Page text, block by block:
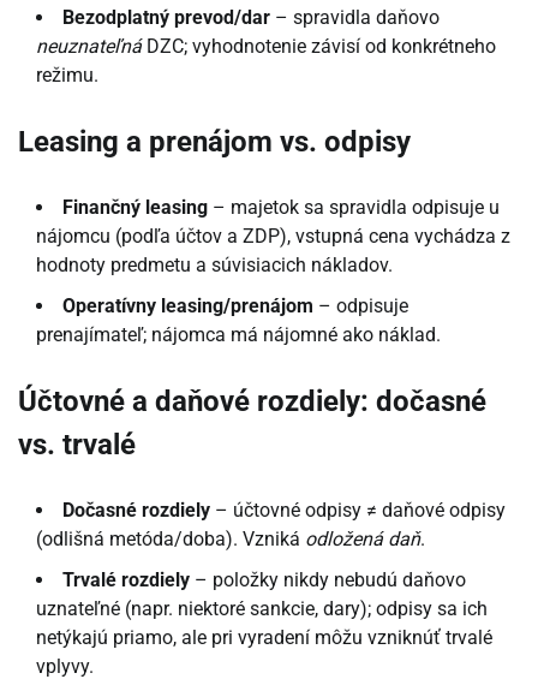
Bezodplatný prevod/dar – spravidla daňovo
neuznateľnáDZC; vyhodnotenie závisí od konkrétneho
režimu.
Leasing a prenájom vs. odpisy
Finančný leasing – majetok sa spravidla odpisuje u
nájomcu (podľa účtov a ZDP), vstupná cena vychádza z
hodnoty predmetu a súvisiacich nákladov.
Operatívny leasing/prenájom – odpisuje
prenajímateľ; nájomca má nájomné ako náklad.
Účtovné a daňové rozdiely: dočasné
vs. trvalé
Dočasné rozdiely – účtovné odpisy ≠ daňové odpisy
(odlišná metóda/doba). Vzniká odložená daň.
Trvalé rozdiely – položky nikdy nebudú daňovo
uznateľné (napr. niektoré sankcie, dary); odpisy sa ich
netýkajú priamo, ale pri vyradení môžu vzniknúť trvalé
vplyvy.